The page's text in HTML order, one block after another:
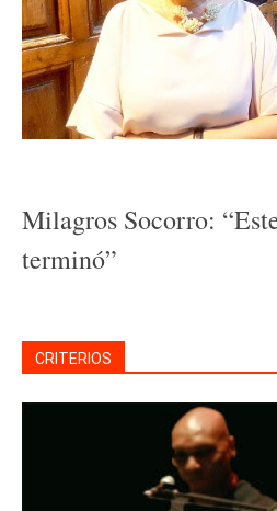
Milagros Socorro:
terminó”
CRITERIOS